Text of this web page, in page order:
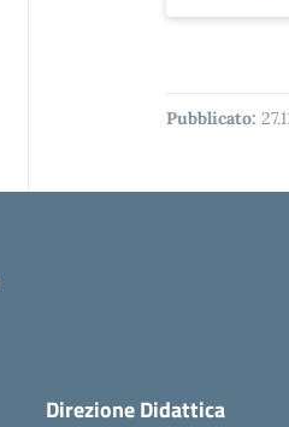
Pubblicato:
Direzione Didattica